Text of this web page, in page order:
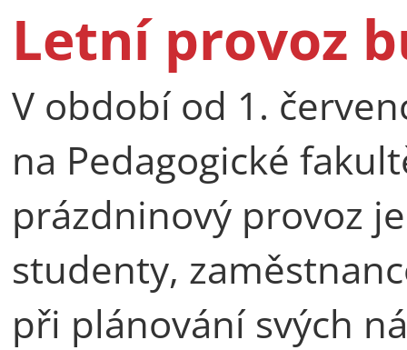
Letní provoz
V období od 1.
na Pedagogické
prázdninový provoz
studenty,
při plánování svých